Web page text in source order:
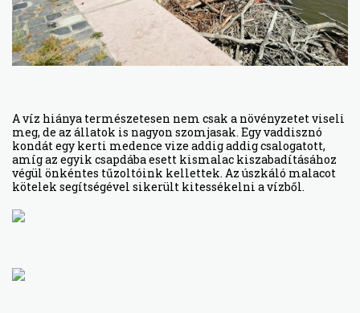
A víz hiánya természetesen nem csak a növényzetet viseli
meg, de az állatok is nagyon szomjasak. Egy vaddisznó
kondát egy kerti medence vize addig addig csalogatott,
amíg az egyik csapdába esett kismalac kiszabadításához
végül önkéntes tűzoltóink kellettek. Az úszkáló malacot
kötelek segítségével sikerült kitessékelni a vízből.